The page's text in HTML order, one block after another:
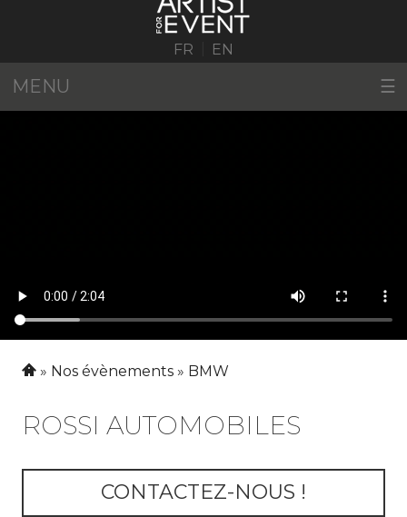
FR EN
MENU ☰
Nos évènements BMW
ROSSI AUTOMOBILES
CONTACTEZ-NOUS !